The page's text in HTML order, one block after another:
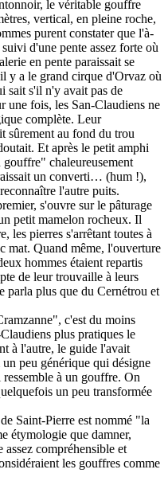
le véritable gouffre
vertical, en pleine roche,
purent constater que l'à-
d'une pente assez forte où
en pente paraissait se
y a le grand cirque d'Orvaz où
sait s'il n'y avait pas de
une fois, les San-Claudiens ne
complète. Leur
sûrement au fond du trou
Et après le petit amphi
chaleureusement
un converti… (hum !),
l'autre puits.
s'ouvre sur le pâturage
petit mamelon rocheux. Il
les pierres s'arrêtant toutes à
mat. Quand même, l'ouverture
hommes étaient repartis
de leur trouvaille à leurs
parla plus que du Cernétrou et
c'est du moins
plus pratiques le
à l'autre, le guide l'avait
peu générique qui désigne
à un gouffre. On
un peu transformée
Saint-Pierre est nommé "la
étymologie que damner,
compréhensible et
les gouffres comme